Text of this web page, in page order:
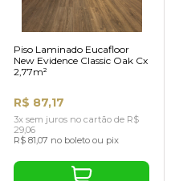
Piso Laminado Eucafloor
New Evidence Classic Oak Cx
2,77m²
3x sem juros no cartão de R$
29,06
R$ 81,07 no boleto ou pix